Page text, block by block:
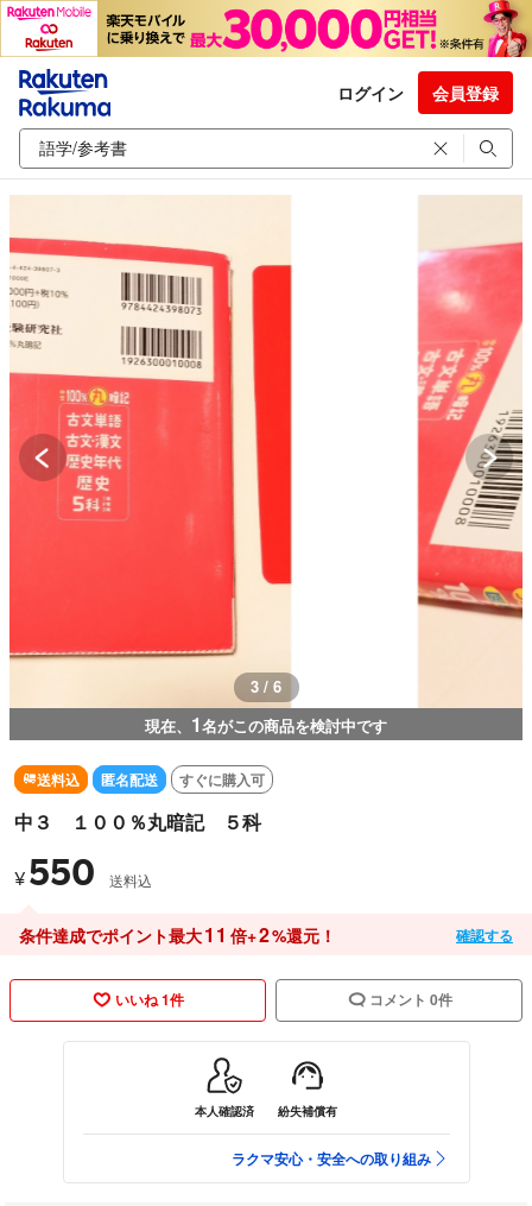
ログイン 会員登録
3 / 6
現在、 1名がこの商品を検討中です
送料込 匿名配送 すぐに購入可
中３ １００％丸暗記 ５科
¥ 550 送料込
条件達成でポイント最大11 倍+2%還元！ 確認する
いいね 1件 コメント 0件
本人確認済 紛失補償有
ラクマ安心・安全への取り組み